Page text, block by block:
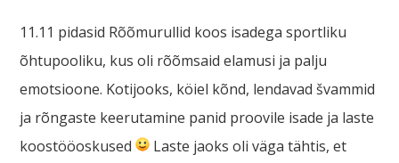
11.11 pidasid Rõõmurullid koos isadega sportliku
õhtupooliku, kus oli rõõmsaid elamusi ja palju
emotsioone. Kotijooks, köiel kõnd, lendavad švammid
ja rõngaste keerutamine panid proovile isade ja laste
koostööoskused
Laste jaoks oli väga tähtis, et